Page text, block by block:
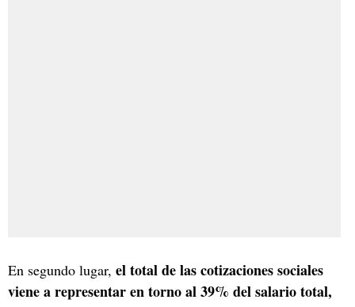
En segundo lugar, el total de las cotizaciones sociales
viene a representar en torno al 39% del salario total,